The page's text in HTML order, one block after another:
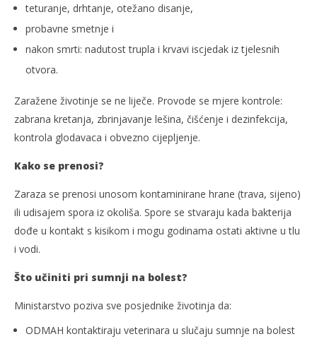
teturanje, drhtanje, otežano disanje,
probavne smetnje i
nakon smrti: nadutost trupla i krvavi iscjedak iz tjelesnih
otvora.
Zaražene životinje se ne liječe. Provode se mjere kontrole:
zabrana kretanja, zbrinjavanje lešina, čišćenje i dezinfekcija,
kontrola glodavaca i obvezno cijepljenje.
Kako se prenosi?
Zaraza se prenosi unosom kontaminirane hrane (trava, sijeno)
ili udisajem spora iz okoliša. Spore se stvaraju kada bakterija
dođe u kontakt s kisikom i mogu godinama ostati aktivne u tlu
i vodi.
Što učiniti pri sumnji na bolest?
Ministarstvo poziva sve posjednike životinja da:
ODMAH kontaktiraju veterinara u slučaju sumnje na bolest